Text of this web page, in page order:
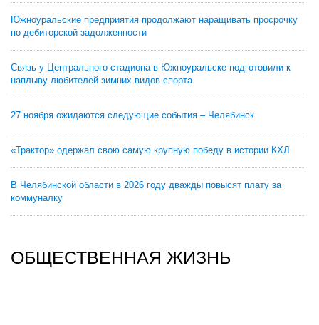
Южноуральские предприятия продолжают наращивать просрочку
по дебиторской задолженности
Связь у Центрального стадиона в Южноуральске подготовили к
наплыву любителей зимних видов спорта
27 ноября ожидаются следующие события – Челябинск
«Трактор» одержал свою самую крупную победу в истории КХЛ
В Челябинской области в 2026 году дважды повысят плату за
коммуналку
ОБЩЕСТВЕННАЯ ЖИЗНЬ